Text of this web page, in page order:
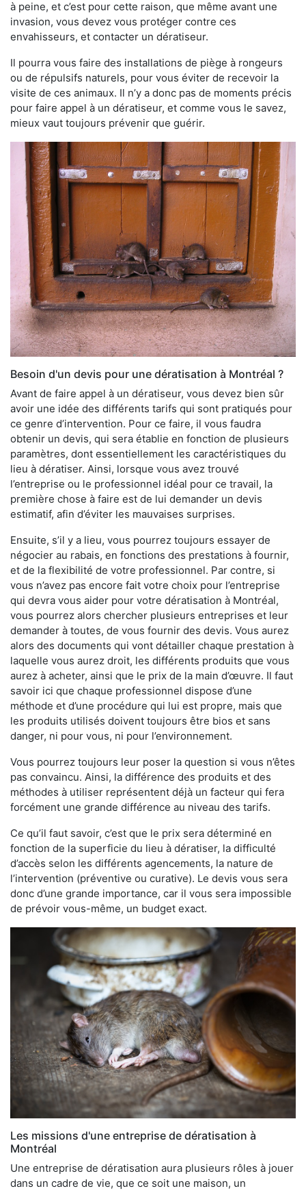
à peine, et c’est pour cette raison, que même avant une
invasion, vous devez vous protéger contre ces
envahisseurs, et contacter un dératiseur.
Il pourra vous faire des installations de piège à rongeurs
ou de répulsifs naturels, pour vous éviter de recevoir la
visite de ces animaux. Il n’y a donc pas de moments précis
pour faire appel à un dératiseur, et comme vous le savez,
mieux vaut toujours prévenir que guérir.
Besoin d'un devis pour une dératisation à Montréal ?
Avant de faire appel à un dératiseur, vous devez bien sûr
avoir une idée des différents tarifs qui sont pratiqués pour
ce genre d’intervention. Pour ce faire, il vous faudra
obtenir un devis, qui sera établie en fonction de plusieurs
paramètres, dont essentiellement les caractéristiques du
lieu à dératiser. Ainsi, lorsque vous avez trouvé
l’entreprise ou le professionnel idéal pour ce travail, la
première chose à faire est de lui demander un devis
estimatif, afin d’éviter les mauvaises surprises.
Ensuite, s’il y a lieu, vous pourrez toujours essayer de
négocier au rabais, en fonctions des prestations à fournir,
et de la flexibilité de votre professionnel. Par contre, si
vous n’avez pas encore fait votre choix pour l’entreprise
qui devra vous aider pour votre dératisation à Montréal,
vous pourrez alors chercher plusieurs entreprises et leur
demander à toutes, de vous fournir des devis. Vous aurez
alors des documents qui vont détailler chaque prestation à
laquelle vous aurez droit, les différents produits que vous
aurez à acheter, ainsi que le prix de la main d’œuvre. Il faut
savoir ici que chaque professionnel dispose d’une
méthode et d’une procédure qui lui est propre, mais que
les produits utilisés doivent toujours être bios et sans
danger, ni pour vous, ni pour l’environnement.
Vous pourrez toujours leur poser la question si vous n’êtes
pas convaincu. Ainsi, la différence des produits et des
méthodes à utiliser représentent déjà un facteur qui fera
forcément une grande différence au niveau des tarifs.
Ce qu’il faut savoir, c’est que le prix sera déterminé en
fonction de la superficie du lieu à dératiser, la difficulté
d’accès selon les différents agencements, la nature de
l’intervention (préventive ou curative). Le devis vous sera
donc d’une grande importance, car il vous sera impossible
de prévoir vous-même, un budget exact.
Les missions d'une entreprise de dératisation à
Montréal
Une entreprise de dératisation aura plusieurs rôles à jouer
dans un cadre de vie, que ce soit une maison, un